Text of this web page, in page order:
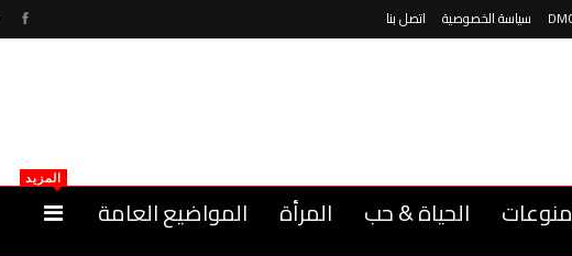
سياسة الخصوصية اتصل بنا
منوعات الحياة & حب المرأة المواضيع العامة
المزيد